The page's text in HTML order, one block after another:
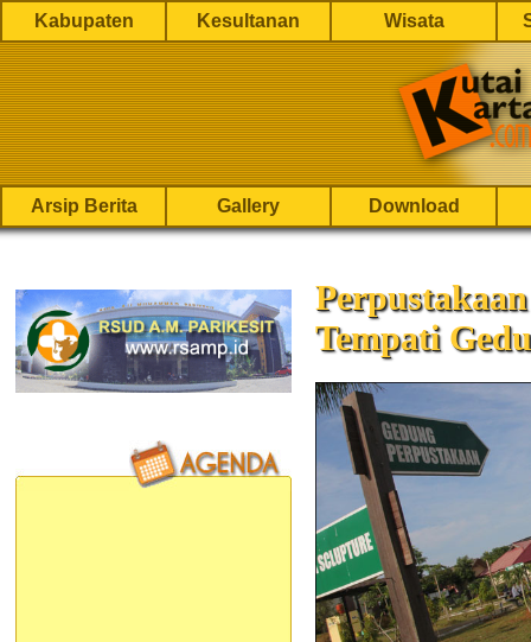
Kabupaten Kesultanan Wisata
Arsip Berita Gallery Download
Tempati